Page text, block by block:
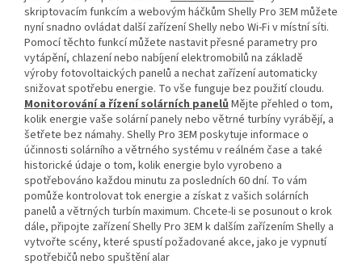
skriptovacím funkcím a webovým háčkům Shelly Pro 3EM můžete
nyní snadno ovládat další zařízení Shelly nebo Wi-Fi v místní síti.
Pomocí těchto funkcí můžete nastavit přesné parametry pro
vytápění, chlazení nebo nabíjení elektromobilů na základě
výroby fotovoltaických panelů a nechat zařízení automaticky
snižovat spotřebu energie. To vše funguje bez použití cloudu.
Monitorování a řízení solárních panelůMějte přehled o tom,
kolik energie vaše solární panely nebo větrné turbíny vyrábějí, a
šetřete bez námahy. Shelly Pro 3EM poskytuje informace o
účinnosti solárního a větrného systému v reálném čase a také
historické údaje o tom, kolik energie bylo vyrobeno a
spotřebováno každou minutu za posledních 60 dní. To vám
pomůže kontrolovat tok energie a získat z vašich solárních
panelů a větrných turbín maximum. Chcete-li se posunout o krok
dále, připojte zařízení Shelly Pro 3EM k dalším zařízením Shelly a
vytvořte scény, které spustí požadované akce, jako je vypnutí
spotřebičů nebo spuštění alar